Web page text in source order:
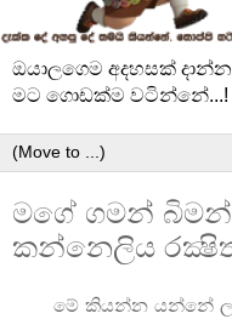
ඔයාලගෙම අදහසක්
මට ගොඩක්ම වටින්නේ...!
මගේ ගමන්
කන්නෙලිය
මේ කියන්න යන්නේ